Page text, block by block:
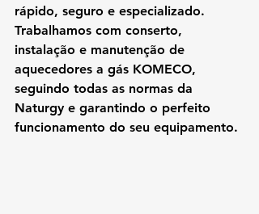
rápido, seguro e especializado.
Trabalhamos com conserto,
instalação e manutenção de
aquecedores a gás KOMECO,
seguindo todas as normas da
Naturgy e garantindo o perfeito
funcionamento do seu equipamento.